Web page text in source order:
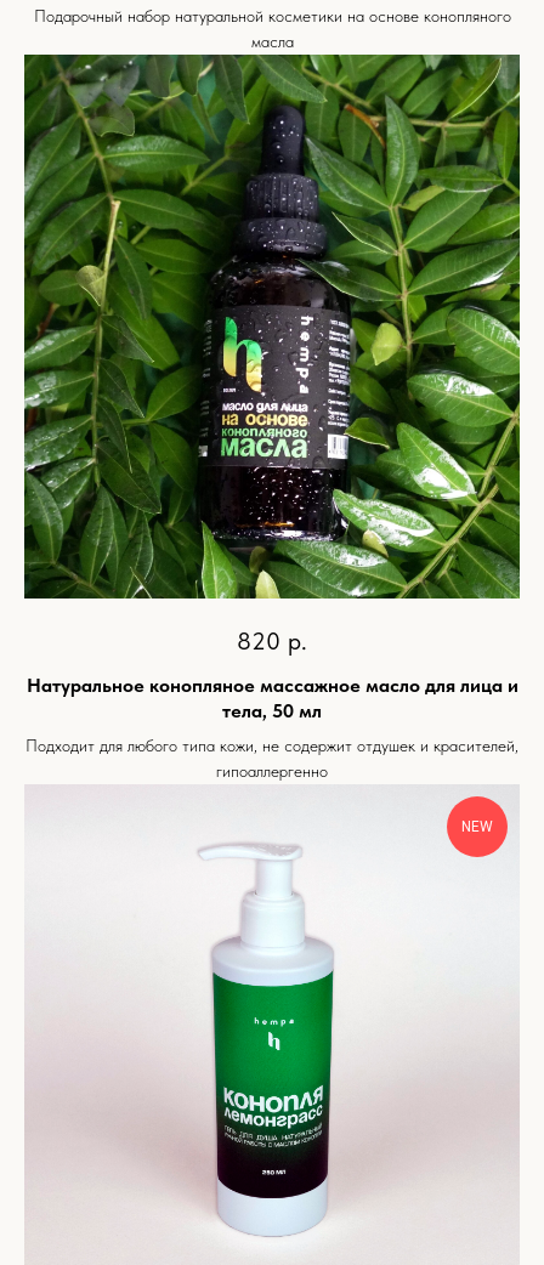
Подарочный набор натуральной косметики на основе конопляного
масла
820 р.
Натуральное конопляное массажное масло для лица и
тела, 50 мл
Подходит для любого типа кожи, не содержит отдушек и красителей,
гипоаллергенно
NEW